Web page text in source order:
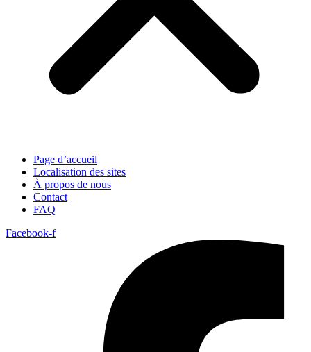
Page d’accueil
Localisation des sites
À propos de nous
Contact
FAQ
Facebook-f